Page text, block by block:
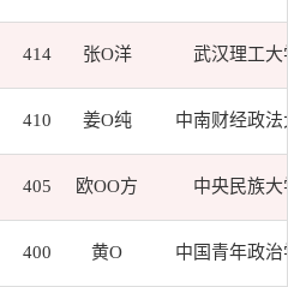
414 张O洋 武汉理工大
410 姜O纯 中南财经政法
405 欧OO方 中央民族大
400 黄O 中国青年政治